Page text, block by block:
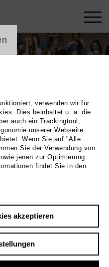
verwenden wir für
Dies beinhaltet u. a. die
auch ein Trackingtool,
unserer Webseite
Wenn Sie auf "Alle
Sie der Verwendung von
jenen zur Optimierung
findet Sie in den
akzeptieren